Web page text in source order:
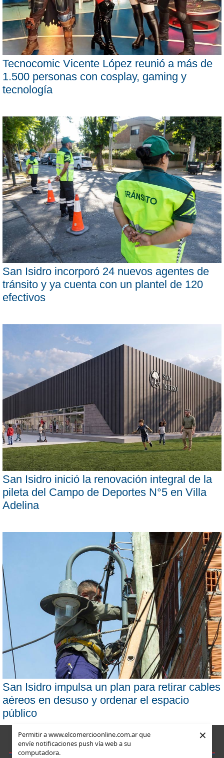
Permitir a www.elcomercioonline.com.ar que
envíe notificaciones push vía web a su
computadora.
×
Tecnocomic Vicente López reunió a más de
1.500 personas con cosplay, gaming y
tecnología
San Isidro incorporó 24 nuevos agentes de
tránsito y ya cuenta con un plantel de 120
efectivos
San Isidro inició la renovación integral de la
pileta del Campo de Deportes N°5 en Villa
Adelina
San Isidro impulsa un plan para retirar cables
aéreos en desuso y ordenar el espacio
público